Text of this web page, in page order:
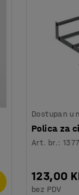
Dostupan u
Polica za
Art. br.:
123,00
bez PDV